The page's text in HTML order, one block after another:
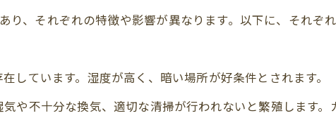
、それぞれの特徴や影響が異なります。以下に、それぞ
しています。湿度が高く、暗い場所が好条件とされます。
や不十分な換気、適切な清掃が行われないと繁殖します